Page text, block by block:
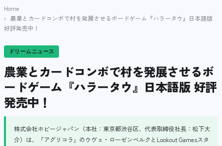
Home
農業とカードコンボで村を発展させるボードゲーム『ハラータウ』日本語版
好評発売中！
ドリームニュース
農業とカードコンボで村を発展させるボ
ードゲーム『ハラータウ』日本語版 好評
発売中！
株式会社ホビージャパン（本社：東京都渋谷区、代表取締役社長：松下大
介）は、「アグリコラ」のウヴェ・ローゼンベルクとLookout Gamesスタ